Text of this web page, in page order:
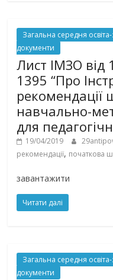
Загальна середня
документи
Лист ІМЗО
1395 “Про
рекомендації
навчально-
для
19/04/2019
рекомендації, початкова
завантажити
Читати далі
Загальна середня
документи